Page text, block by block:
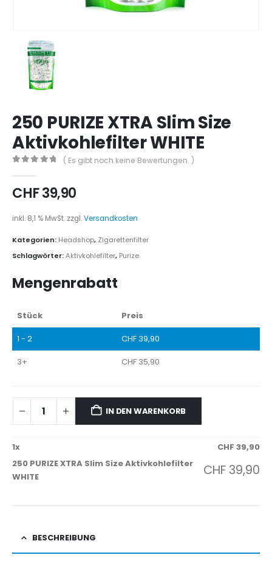
250 PURIZE XTRA Slim Size
Aktivkohlefilter WHITE
( Es gibt noch keine Bewertungen. )
CHF39,90
inkl. 8,1 % MwSt. zzgl.Versandkosten
Kategorien: Headshop, Zigarettenfilter
Schlagwörter:Aktivkohlefilter, Purize
Mengenrabatt
Stück
Preis
1 - 2
CHF39,90
3+
CHF 35,90
IN DEN WARENKORB
1x CHF 39,90
250 PURIZE XTRA Slim Size Aktivkohlefilter
WHITE
CHF 39,90
BESCHREIBUNG